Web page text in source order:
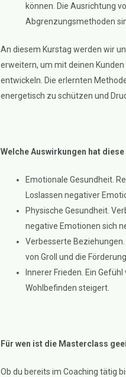
können. Die Ausrichtung
Abgrenzungsmethoden
An diesem Kurstag werden wir
erweitern, um mit deinen
entwickeln. Die erlernten
energetisch zu schützen und
Welche Auswirkungen hat
Emotionale Gesundheit.
Loslassen negativer
Physische Gesundheit.
negative Emotionen sich
Verbesserte
von Groll und die
Innerer Frieden. Ein
Wohlbefinden steigert.
Für wen ist die Masterclass
Ob du bereits im Coaching tätig